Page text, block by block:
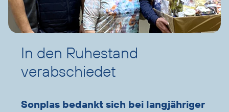
In den Ruhestand
verabschiedet
Sonplas bedankt sich bei langjähriger